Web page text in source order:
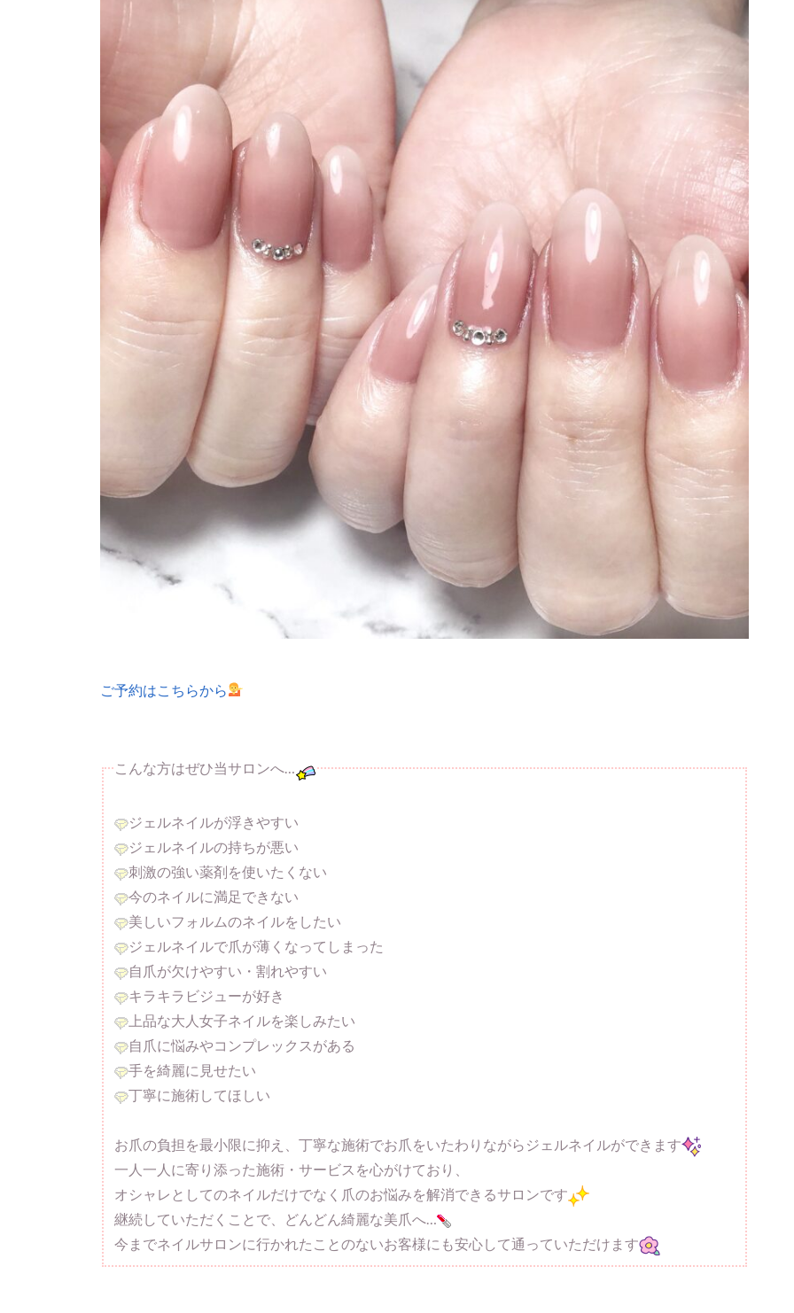
ご予約はこちらから
こんな方はぜひ当サロンへ…
ジェルネイルが浮きやすい
ジェルネイルの持ちが悪い
刺激の強い薬剤を使いたくない
今のネイルに満足できない
美しいフォルムのネイルをしたい
ジェルネイルで爪が薄くなってしまった
自爪が欠けやすい・割れやすい
キラキラビジューが好き
上品な大人女子ネイルを楽しみたい
自爪に悩みやコンプレックスがある
手を綺麗に見せたい
丁寧に施術してほしい
お爪の負担を最小限に抑え、丁寧な施術でお爪をいたわりながらジェルネイルができます
一人一人に寄り添った施術・サービスを心がけており、
オシャレとしてのネイルだけでなく爪のお悩みを解消できるサロンです
継続していただくことで、どんどん綺麗な美爪へ…
今までネイルサロンに行かれたことのないお客様にも安心して通っていただけます